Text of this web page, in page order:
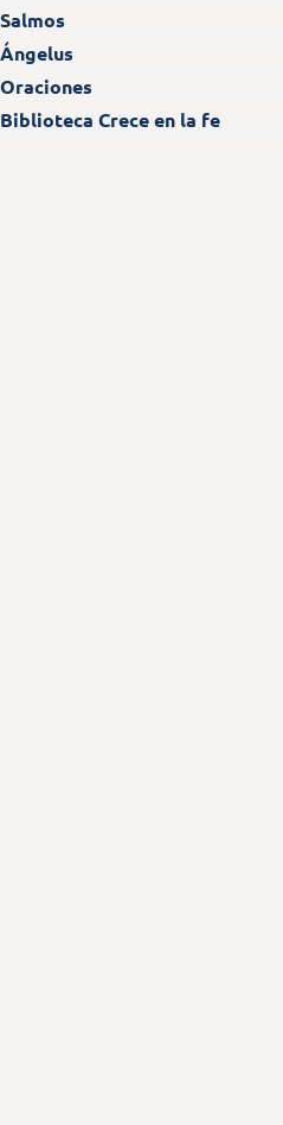
Salmos
Ángelus
Oraciones
Biblioteca Crece en la fe